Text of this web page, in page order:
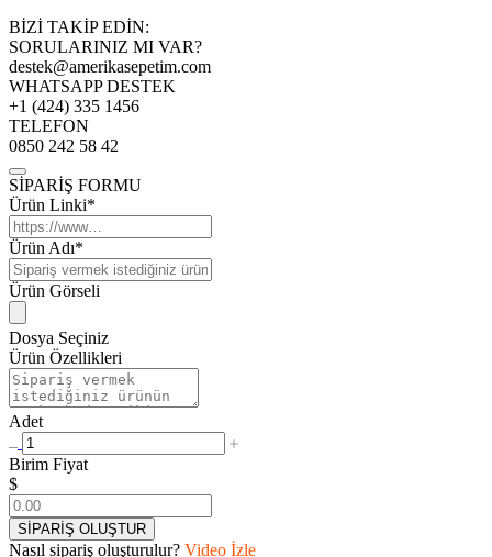
BİZİ TAKİP EDİN:
SORULARINIZ MI VAR?
destek@amerikasepetim.com
WHATSAPP DESTEK
+1 (424) 335 1456
TELEFON
0850 242 58 42
SİPARİŞ FORMU
Ürün Linki*
Ürün Adı*
Ürün Görseli
Dosya Seçiniz
Ürün Özellikleri
Adet
Birim Fiyat
$
SİPARİŞ OLUŞTUR
Nasıl sipariş oluşturulur? Video İzle